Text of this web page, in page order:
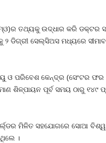
ତଥ୍ୟକୁ ଉଦ୍ଧାର କରି ଡକ୍ଟର
୨ ଡିଗ୍ରୀ ସେଲ୍‌ସିଅସ ମଧ୍ୟରେ
ଓ ପରିବେଶ କେନ୍ଦ୍ର (ସେଂଟର ଫର
ଶିଳ୍ପାୟନ ପୂର୍ବ ସମୟ ଠାରୁ ୧୪୯
ମିଳିତ ସହଯୋଗରେ ସୋଆ
।